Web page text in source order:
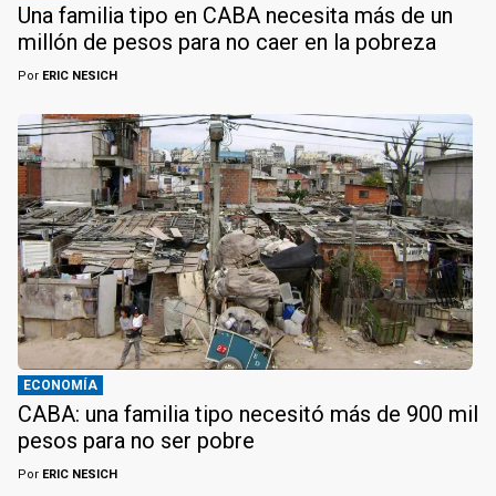
Una familia tipo en CABA necesita más de un
millón de pesos para no caer en la pobreza
Por ERIC NESICH
ECONOMÍA
CABA: una familia tipo necesitó más de 900 mil
pesos para no ser pobre
Por ERIC NESICH